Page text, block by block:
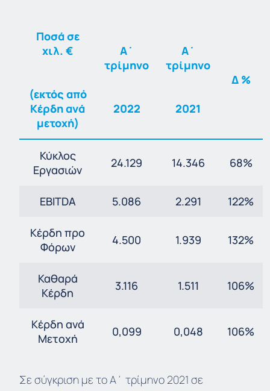
Ποσά σε
χιλ. €
(εκτός από
Κέρδηανά
μετοχή)
Α΄
τρίμηνο
2022
Α΄
τρίμηνο
2021
Δ %
Κύκλος
Εργασιών
24.129 14.346 68%
EBITDA 5.086 2.291 122%
Κέρδη προ
Φόρων
4.500 1.939 132%
Καθαρά
Κέρδη
3.116 1.511 106%
Κέρδη ανά
Μετοχή
0,099 0,048 106%
Σε σύγκριση με το Α΄ τρίμηνο 2021 σε